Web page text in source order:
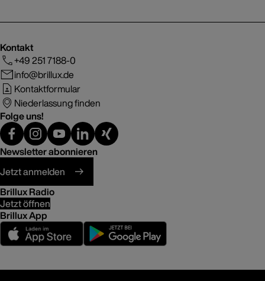
Kontakt
+49 251 7188-0
info@brillux.de
Kontaktformular
Niederlassung finden
Folge uns!
Newsletter abonnieren
Jetzt anmelden
Brillux Radio
Jetzt öffnen
Brillux App